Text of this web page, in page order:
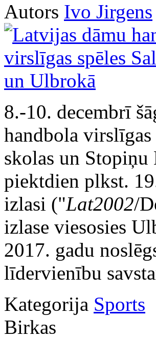
Autors Ivo Jirgens
8.-10. decembrī
handbola
skolas un Stopiņu
piektdien plkst.
izlasi ("Lat2002/
izlase viesosies
2017. gadu
līdervienību
Kategorija Sports
Birkas